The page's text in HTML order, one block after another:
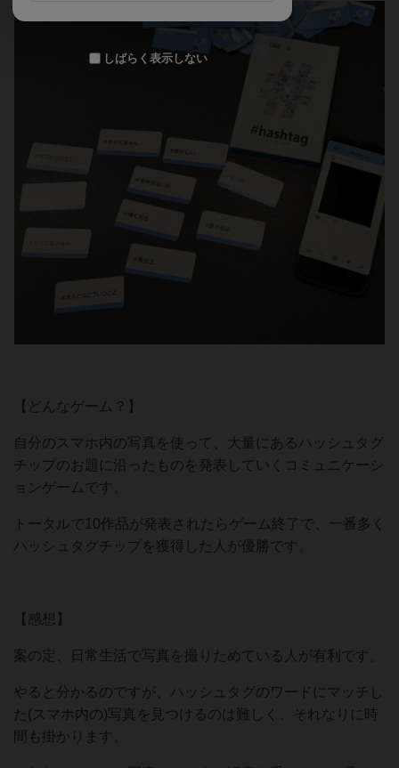
【どんなゲーム？】
自分のスマホ内の写真を使って、大量にあるハッシュタグ
チップのお題に沿ったものを発表していくコミュニケーシ
ョンゲームです。
トータルで10作品が発表されたらゲーム終了で、一番多く
ハッシュタグチップを獲得した人が優勝です。
【感想】
案の定、日常生活で写真を撮りためている人が有利です。
やると分かるのですが、ハッシュタグのワードにマッチし
た(スマホ内の)写真を見つけるのは難しく、それなりに時
間も掛かります。
しばらく表示しない